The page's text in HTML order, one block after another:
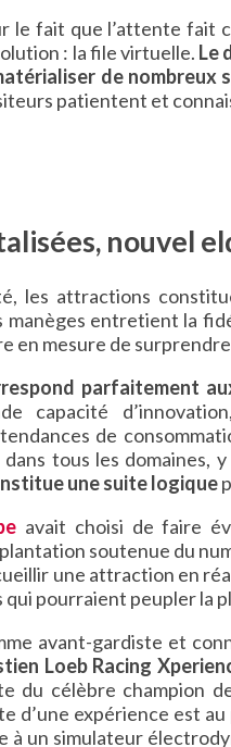
le fait que l’attente fait
: la file virtuelle. Le
de nombreux
patientent et
nouvel
les attractions
manèges entretient la
en mesure de
parfaitement
capacité
de
tous les domaines, y
une suite logique
avait choisi de faire
soutenue du
une attraction en
qui pourraient peupler la
avant-gardiste et
Loeb Racing
du célèbre champion
d’une expérience est
à un simulateur